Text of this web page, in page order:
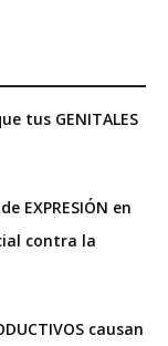
tus GENITALES
EXPRESIÓN en
contra la
causan